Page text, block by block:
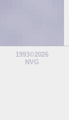
1993©2026
NVG